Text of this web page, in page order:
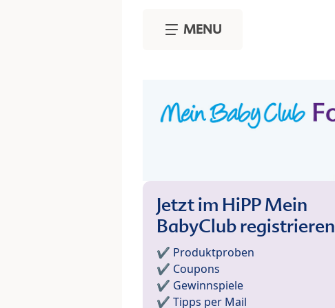
MENU
Jetzt im HiPP Mein
BabyClub registrieren
✔️ Produktproben
✔️ Coupons
✔️ Gewinnspiele
✔️ Tipps per Mail